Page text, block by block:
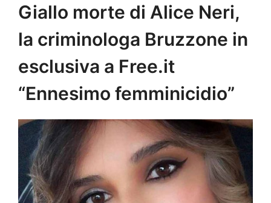
Giallo morte di Alice Neri,
la criminologa Bruzzone in
esclusiva a Free.it
“Ennesimo femminicidio”